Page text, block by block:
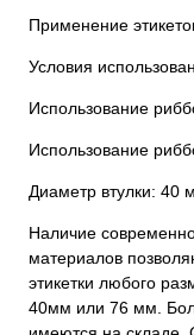
Применение
Условия
Использование
Использование
Диаметр втулки: 40
Наличие
материалов
этикетки любого
40мм или 76 мм.